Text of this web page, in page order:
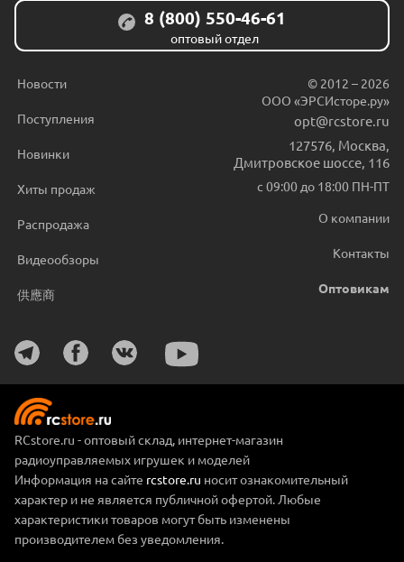
8 (800) 550-46-61
оптовый отдел
Новости
Поступления
Новинки
Хиты продаж
Распродажа
Видеообзоры
供應商
© 2012 – 2026
ООО «ЭРСИсторе.ру»
opt@rcstore.ru
127576, Москва,
Дмитровское шоссе, 116
с 09:00 до 18:00 ПН-ПТ
О компании
Контакты
Оптовикам
RCstore.ru - оптовый склад, интернет-магазин
радиоуправляемых игрушек и моделей
Информация на сайте rcstore.ru носит ознакомительный
характер и не является публичной офертой. Любые
характеристики товаров могут быть изменены
производителем без уведомления.